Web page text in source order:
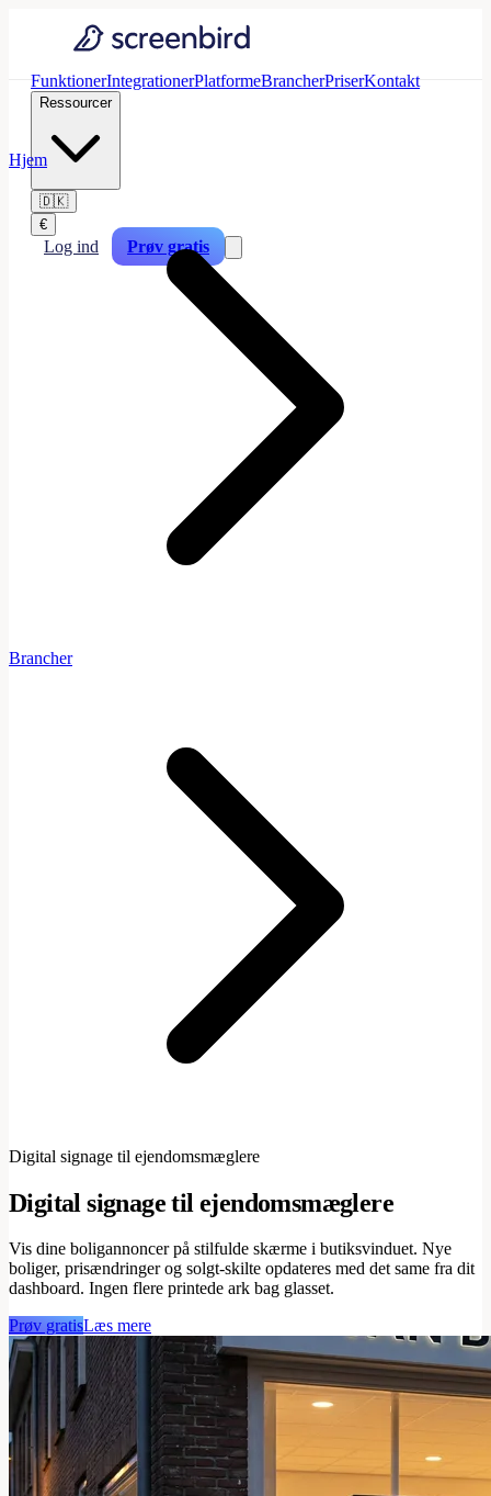
FunktionerIntegrationerPlatformeBrancherPriserKontakt
Ressourcer
🇩🇰
€
Log ind Prøv gratis
Hjem
Brancher
Digital signage til ejendomsmæglere
Digital signage til ejendomsmæglere
Vis dine boligannoncer på stilfulde skærme i butiksvinduet. Nye
boliger, prisændringer og solgt-skilte opdateres med det same fra dit
dashboard. Ingen flere printede ark bag glasset.
Prøv gratisLæs mere